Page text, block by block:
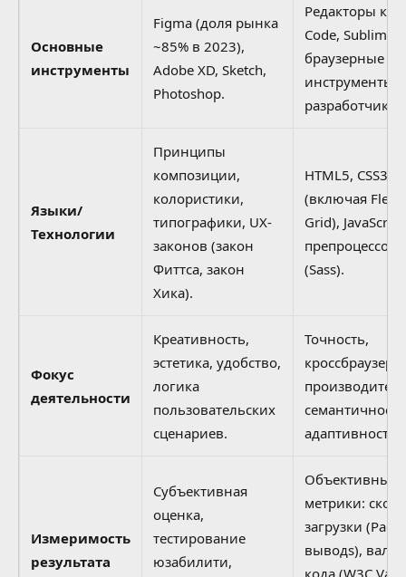
Основные
инструменты
Figma (доля рынка
~85% в 2023),
Adobe XD, Sketch,
Photoshop.
Редакторы
Code, Sublime
браузерные
инструменты
разработчика.
Языки/
Технологии
Принципы
композиции,
колористики,
типографики, UX-
законов (закон
Фиттса, закон
Хика).
HTML5, CSS3
(включая
Grid),
(Sass).
Фокус
деятельности
Креативность,
эстетика, удобство,
логика
пользовательских
сценариев.
Точность,
адаптивность.
Измеримость
результата
Субъективная
оценка,
тестирование
юзабилити,
Объективные
метрики:
загрузки
выводs),
кода (W3C